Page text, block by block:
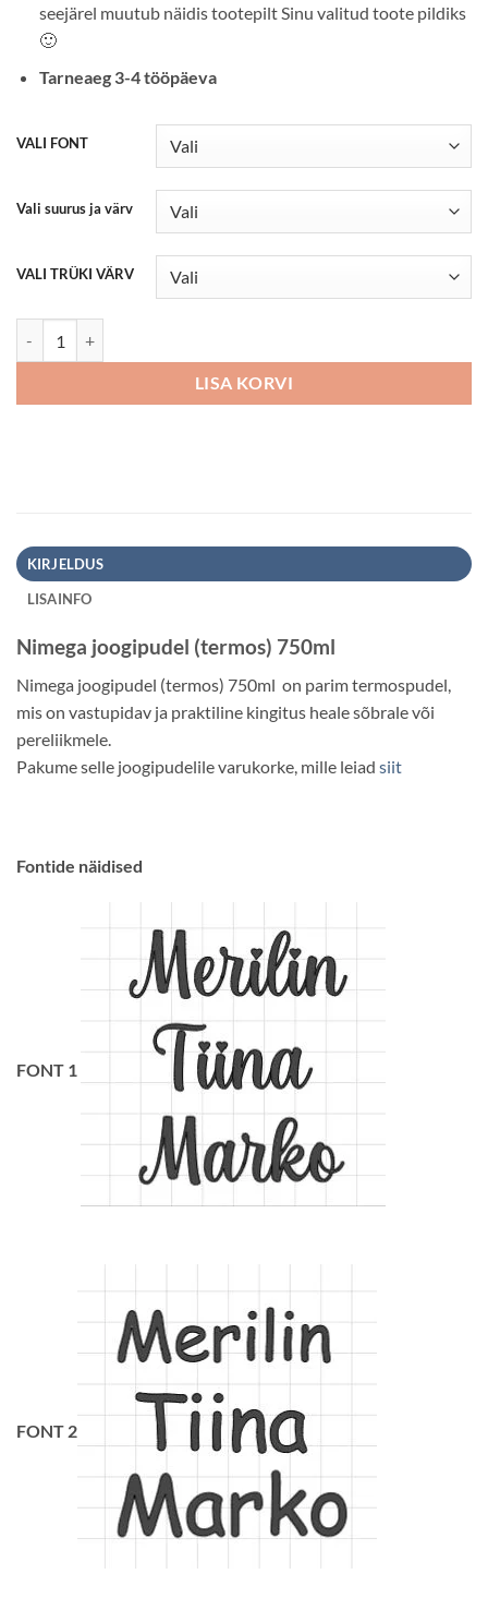
seejärel muutub näidis tootepilt Sinu valitud toote pildiks
🙂
Tarneaeg 3-4 tööpäeva
VALI FONT
Vali suurus ja värv
VALI TRÜKI VÄRV
LISA KORVI
KIRJELDUS
LISAINFO
Nimega joogipudel (termos) 750ml
Nimega joogipudel (termos) 750ml on parim termospudel,
mis on vastupidav ja praktiline kingitus heale sõbrale või
pereliikmele.
Pakume selle joogipudelile varukorke, mille leiad siit
Fontide näidised
FONT 1
FONT 2